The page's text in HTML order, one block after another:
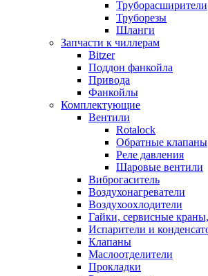
Труборасширители
Труборезы
Шланги
Запчасти к чиллерам
Bitzer
Поддон фанкойла
Привода
Фанкойлы
Комплектующие
Вентили
Rotalock
Обратные клапаны
Реле давления
Шаровые вентили
Виброгаситель
Воздухонагреватели
Воздухоохлодители
Гайки, сервисные
Испарители и
Клапаны
Маслоотделители
Прокладки